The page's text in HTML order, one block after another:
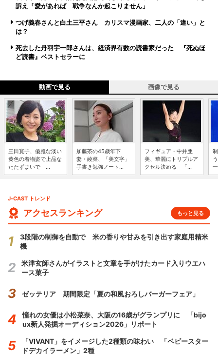
訴え「愛があれば 戦争なんか起こりません」
つげ義春さんと白土三平さん カリスマ漫画家、二人の「違い」と
は？
死去した丹羽宇一郎さんは、経済界有数の読書家だった 『死ぬほ
ど読書』ベストセラーに
動画で見る 画像で見る
三田寛子、優雅な淡い
黄色の着物姿で上品な
たたずまいで ...
加藤茶の45歳年下
妻・綾菜、「美文字」
手書き勉強ノート...
フィギュア・中井亜
美、華麗にトリプルア
クセル決める 「...
J-CAST トレンド
アクセスランキング もっと見る
3段階の制御を自動で 米の香りや甘みを引き出す家庭用精米
機
米津玄師さんがイラストと文章を手がけたカード入りウエハ
ース菓子
ゼッテリア 期間限定「夏の和風おろしバーガーフェア」
憧れの女優は小松菜奈、大阪の16歳がグランプリに 「bijo
ux新人発掘オーディション2026」リポート
「VIVANT」をイメージした2種類の味わい 「ベビースター
ドデカイラーメン」2種